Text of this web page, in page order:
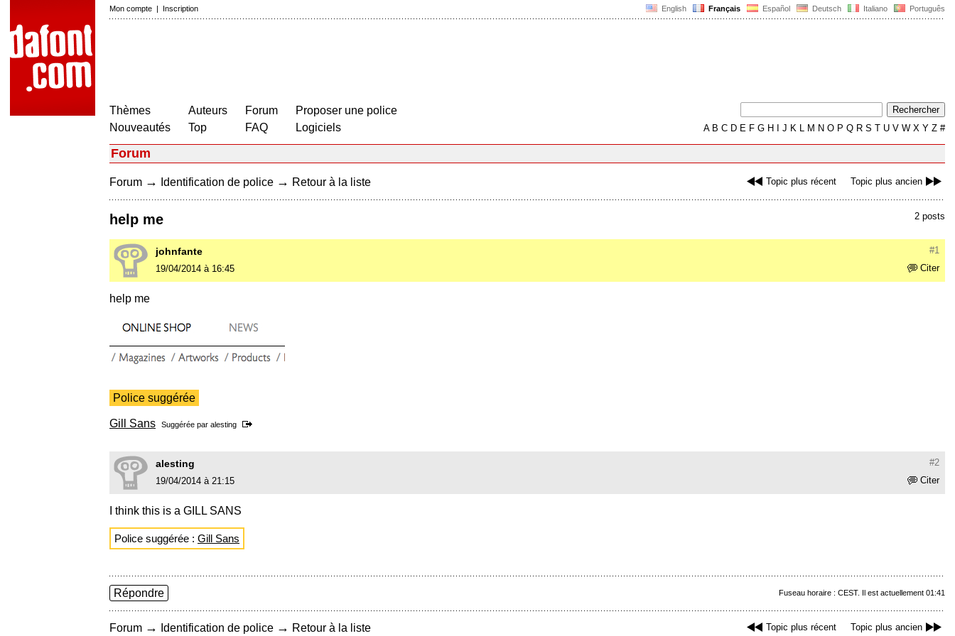
English Français Español Deutsch Italiano Português
Mon compte | Inscription
Thèmes
Nouveautés
Auteurs
Top
Forum
FAQ
Proposer une police
Logiciels
AB C D E F G H J K L M N O P Q R S T U V W X Y Z #
Forum
Topic plus récent Topic plus ancien
Forum → Identification de police → Retour à la liste
2 posts
help me
#1
johnfante
Citer
19/04/2014 à 16:45
help me
Police suggérée
Gill Sans Suggérée par alesting
#2
alesting
Citer
19/04/2014 à 21:15
I think this is a GILL SANS
Police suggérée : Gill Sans
Fuseau horaire : CEST. Il est actuellement 01:41
Répondre
Topic plus récent Topic plus ancien
Forum → Identification de police → Retour à la liste